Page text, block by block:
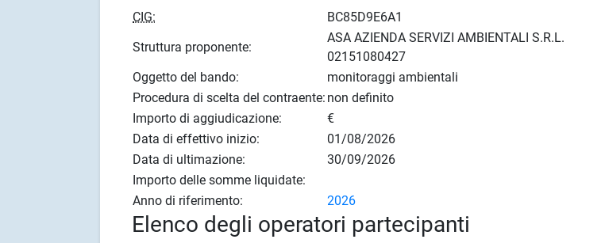
CIG:
BC85D9E6A1
Struttura proponente:
ASA AZIENDA SERVIZI AMBIENTALI S.R.L.
02151080427
Oggetto del bando:
monitoraggi ambientali
Procedura di scelta del contraente: non definito
Importo di aggiudicazione:
€
Data di effettivo inizio:
01/08/2026
Data di ultimazione:
30/09/2026
Importo delle somme liquidate:
Anno di riferimento:
2026
Elenco degli operatori partecipanti